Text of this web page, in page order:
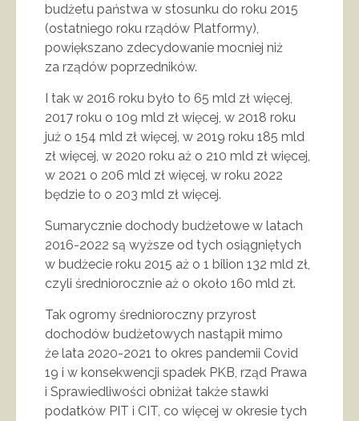
budżetu państwa w stosunku do roku 2015
(ostatniego roku rządów Platformy),
powiększano zdecydowanie mocniej niż
za rządów poprzedników.
I tak w 2016 roku było to 65 mld zł więcej,
2017 roku o 109 mld zł więcej, w 2018 roku
już o 154 mld zł więcej, w 2019 roku 185 mld
zł więcej, w 2020 roku aż o 210 mld zł więcej,
w 2021 o 206 mld zł więcej, w roku 2022
będzie to o 203 mld zł więcej.
Sumarycznie dochody budżetowe w latach
2016-2022 są wyższe od tych osiągniętych
w budżecie roku 2015 aż o 1 bilion 132 mld zł,
czyli średniorocznie aż o około 160 mld zł.
Tak ogromy średnioroczny przyrost
dochodów budżetowych nastąpił mimo
że lata 2020-2021 to okres pandemii Covid
19 i w konsekwencji spadek PKB, rząd Prawa
i Sprawiedliwości obniżał także stawki
podatków PIT i CIT, co więcej w okresie tych